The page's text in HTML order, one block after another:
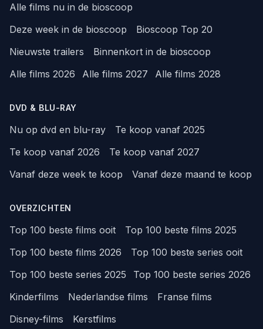
Alle films nu in de bioscoop
Deze week in de bioscoop
Bioscoop Top 20
Nieuwste trailers
Binnenkort in de bioscoop
Alle films 2026
Alle films 2027 Alle films 2028
DVD & BLU-RAY
Nu op dvd en blu-ray
Te koop vanaf 2025
Te koop vanaf 2026
Te koop vanaf 2027
Vanaf deze week te koop
Vanaf deze maand te koop
OVERZICHTEN
Top 100 beste films ooit
Top 100 beste films 2025
Top 100 beste films 2026
Top 100 beste series ooit
Top 100 beste series 2025
Top 100 beste series 2026
Kinderfilms
Nederlandse films
Franse films
Disney-films
Kerstfilms